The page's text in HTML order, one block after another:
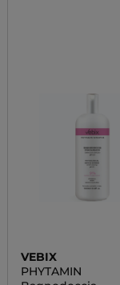
VEBIX
PHYTAMIN